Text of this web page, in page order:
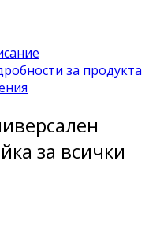
за продукта
за всички